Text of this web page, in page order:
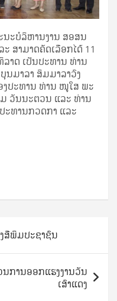
ະບໍລິຫານງານ ສອສນ
ສາມາດຄັດເລືອກໄດ້ 11
າດ ເປັນປະທານ ທ່ານ
ນມາລາ ສິມມາລາວົງ
ປະທານ ທ່ານ ໜູໃສ ພະ
ວັນນະຕວນ ແລະ ທ່ານ
ະທານກວດກາ ແລະ
ພິມປະຊາຊົນ
ການອອກແຮງງານວັນ
ເສົາແດງ